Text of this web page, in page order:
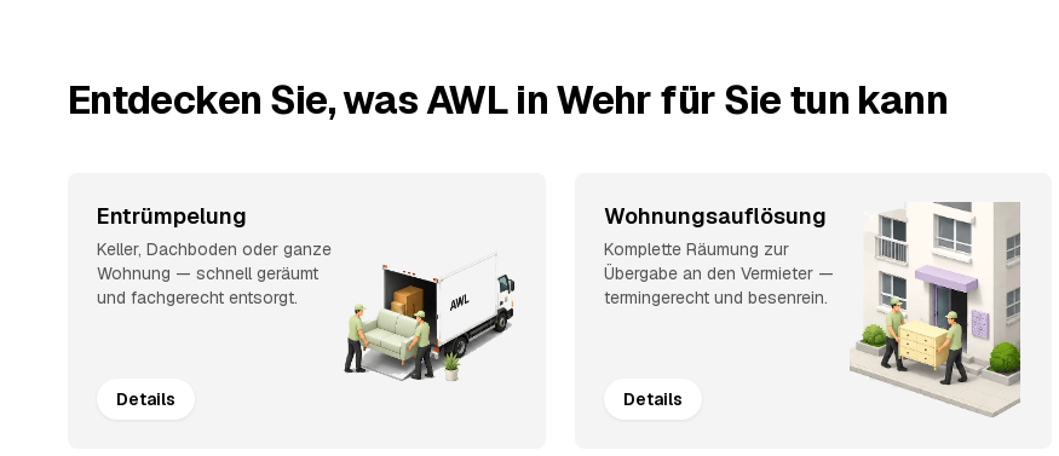
Entdecken Sie, was AWL in Wehr für Sie tun kann
Entrümpelung
Keller, Dachboden oder ganze
Wohnung — schnell geräumt
und fachgerecht entsorgt.
Details
Wohnungsauflösung
Komplette Räumung zur
Übergabe an den Vermieter —
termingerecht und besenrein.
Details